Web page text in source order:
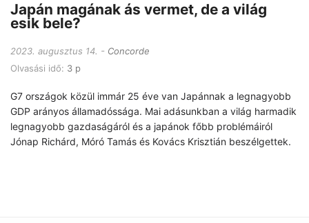
Japán magának ás vermet, de a világ
esik bele?
2023. augusztus 14.
Concorde
Olvasási idő: 3 p
G7 országok közül immár 25 éve van Japánnak a legnagyobb
GDP arányos államadóssága. Mai adásunkban a világ harmadik
legnagyobb gazdaságáról és a japánok főbb problémáiról
Jónap Richárd, Móró Tamás és Kovács Krisztián beszélgettek.